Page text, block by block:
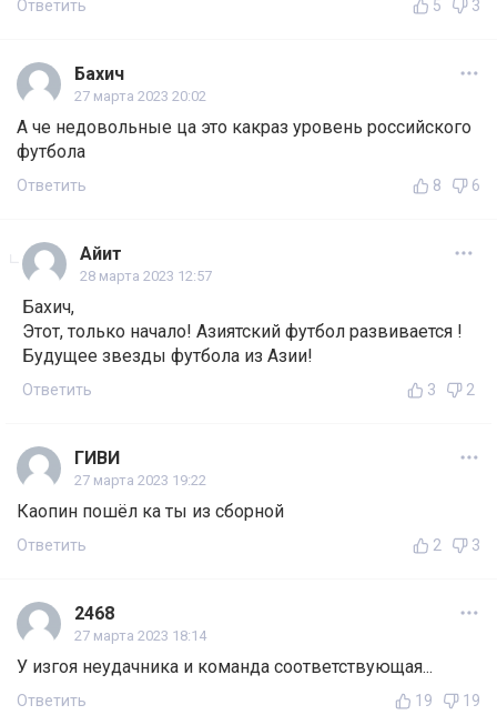
Ответить 5 3
Бахич
27 марта 2023 20:02
А че недовольные ца это какраз уровень российского
футбола
Ответить 8 6
Айит
28 марта 2023 12:57
Бахич,
Этот, только начало! Азиятский футбол развивается !
Будущее звезды футбола из Азии!
Ответить 3 2
ГИВИ
27 марта 2023 19:22
Каопин пошёл ка ты из сборной
Ответить 2 3
2468
27 марта 2023 18:14
У изгоя неудачника и команда соответствующая...
Ответить 19 19